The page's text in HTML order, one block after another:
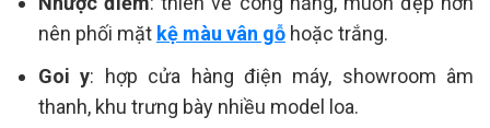
nên phối mặt kệ màu vân gỗ hoặc trắng.
Goi y: hợp cửa hàng điện máy, showroom âm
thanh, khu trưng bày nhiều model loa.